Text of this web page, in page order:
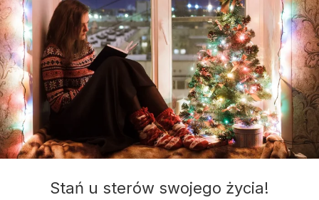
Stań u sterów swojego życia!